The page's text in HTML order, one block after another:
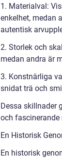
1. Materialval:
enkelhet, medan
autentisk
2. Storlek och
medan andra är
3. Konstnärliga
snidat trä och
Dessa skillnader
och
En Historisk
En historisk